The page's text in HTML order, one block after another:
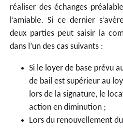
réaliser des échanges
l’amiable. Si ce dernier
deux parties peut saisir la
dans l’un des cas suivants :
Si le loyer de base prévu
de bail est supérieur au
lors de la signature, le
action en diminution ;
Lors du renouvellement